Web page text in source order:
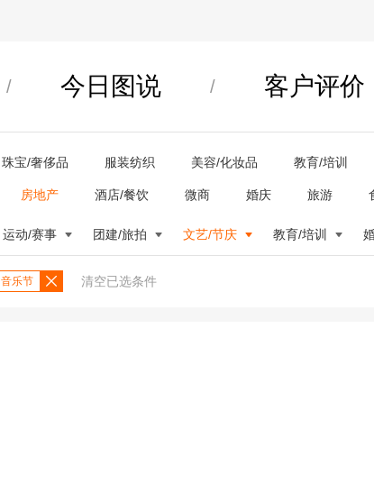
/ 今日图说 / 客户评价
珠宝/奢侈品 服装纺织 美容/化妆品 教育/培训
房地产 酒店/餐饮 微商 婚庆 旅游
运动/赛事 团建/旅拍 文艺/节庆 教育/培训
音乐节 清空已选条件